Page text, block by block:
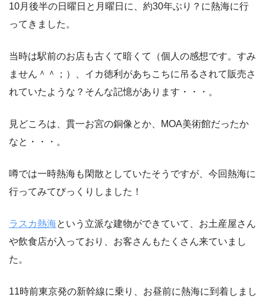
10月後半の日曜日と月曜日に、約30年ぶり？に熱海に行
ってきました。
当時は駅前のお店も古くて暗くて（個人の感想です。すみ
ません＾＾；）、イカ徳利があちこちに吊るされて販売さ
れていたような？そんな記憶があります・・・。
見どころは、貫一お宮の銅像とか、MOA美術館だったか
なと・・・。
噂では一時熱海も閑散としていたそうですが、今回熱海に
行ってみてびっくりしました！
ラスカ熱海という立派な建物ができていて、お土産屋さん
や飲食店が入っており、お客さんもたくさん来ていまし
た。
11時前東京発の新幹線に乗り、お昼前に熱海に到着しまし